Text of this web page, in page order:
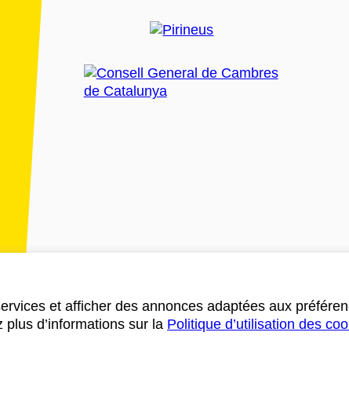
et afficher des annonces adaptées aux
d’informations sur la Politique d’utilisation des